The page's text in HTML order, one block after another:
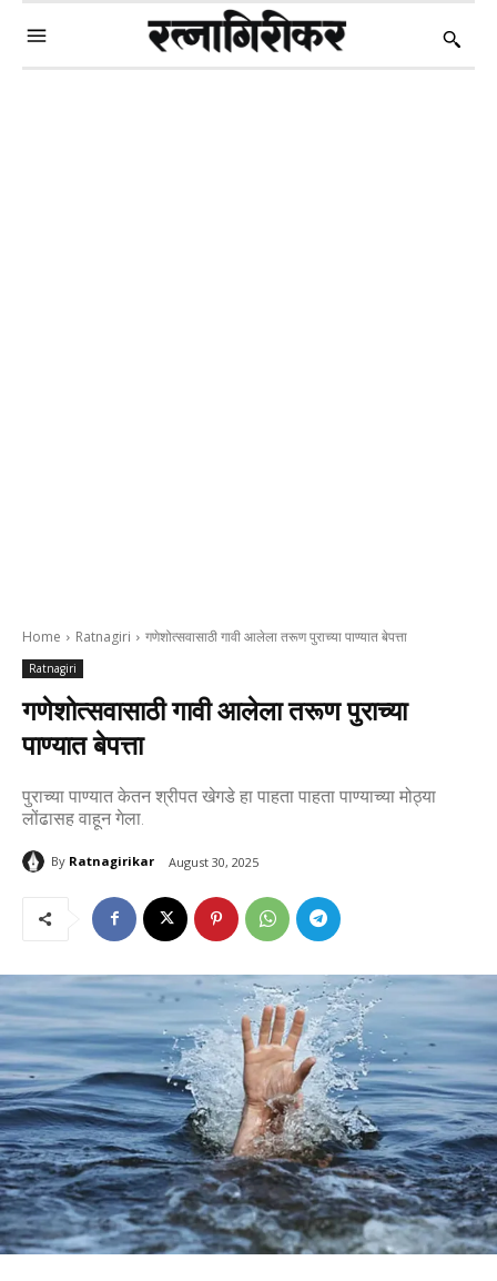
Home Ratnagiri गणेशोत्सवासाठी गावी आलेला तरूण पुराच्या पाण्यात बेपत्ता
Ratnagiri
गणेशोत्सवासाठी गावी आलेला तरूण पुराच्या
पाण्यात बेपत्ता
पुराच्या पाण्यात केतन श्रीपत खेगडे हा पाहता पाहता पाण्याच्या मोठ्या
लोंढासह वाहून गेला.
By Ratnagirikar August 30, 2025